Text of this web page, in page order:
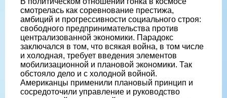
смотрелась как соревнование престижа,
амбиций и прогрессивности социального строя:
свободного предпринимательства против
централизованной экономики. Парадокс
заключался в том, что всякая война, в том числе
и холодная, требует введения элементов
мобилизационной и плановой экономики. Так
обстояло дело и с холодной войной.
Американцы применили плановый принцип и
сосредоточили управление и руководство